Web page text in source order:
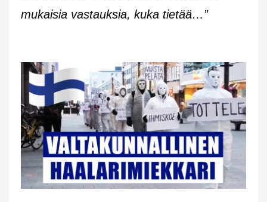
mukaisia vastauksia, kuka tietää…”